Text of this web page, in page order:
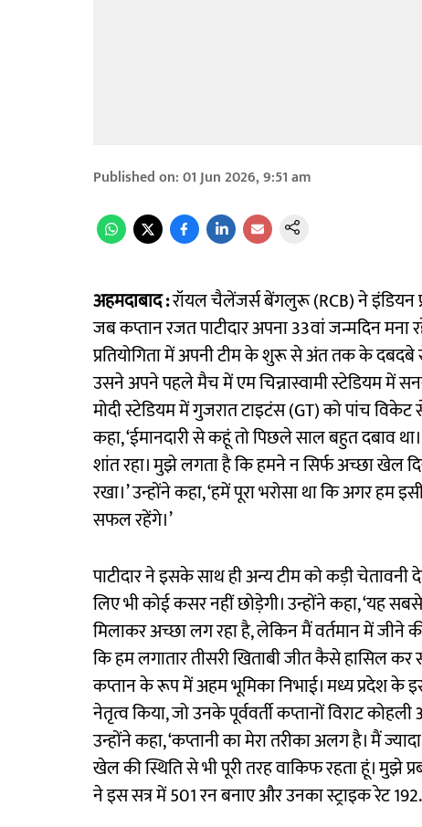
Published on:01 Jun 2026, 9:51 am
अहमदाबाद :रॉयल चैलेंजर्स बेंगलुरू (RCB) ने इंडियन
जब कप्तान रजत पाटीदार अपना 33वां जन्मदिन
प्रतियोगिता में अपनी टीम के शुरू से अंत तक के दबदबे
उसने अपने पहले मैच में एम चिन्नास्वामी स्टेडियम में
मोदी स्टेडियम में गुजरात टाइटंस (GT) को पांच विकेट
कहा, ‘ईमानदारी से कहूं तो पिछले साल बहुत दबाव
शांत रहा। मुझे लगता है कि हमने न सिर्फ अच्छा खेल
रखा।’ उन्होंने कहा, ‘हमें पूरा भरोसा था कि अगर
सफल रहेंगे।’
पाटीदार ने इसके साथ ही अन्य टीम को कड़ी
लिए भी कोई कसर नहीं छोड़ेगी। उन्होंने कहा, ‘यह
मिलाकर अच्छा लग रहा है, लेकिन मैं वर्तमान में जीने
कि हम लगातार तीसरी खिताबी जीत कैसे हासिल
कप्तान के रूप में अहम भूमिका निभाई। मध्य प्रदेश के
नेतृत्व किया, जो उनके पूर्ववर्ती कप्तानों विराट
उन्होंने कहा, ‘कप्तानी का मेरा तरीका अलग है। मैं
खेल की स्थिति से भी पूरी तरह वाकिफ रहता हूं। मुझे
ने इस सत्र में 501 रन बनाए और उनका स्ट्राइक रेट